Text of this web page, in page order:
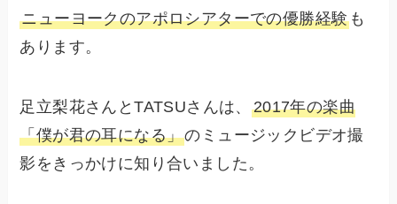
ニューヨークのアポロシアターでの優勝経験 も
あります。
足立梨花さんとTATSUさんは、 2017年の楽曲
「僕が君の耳になる」のミュージックビデオ撮
影をきっかけに知り合いました。